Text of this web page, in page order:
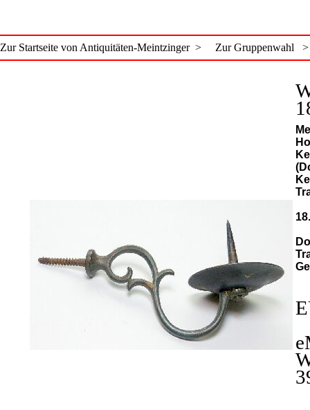
Zur Startseite von Antiquitäten-Meintzinger > Zur Gruppenwahl >